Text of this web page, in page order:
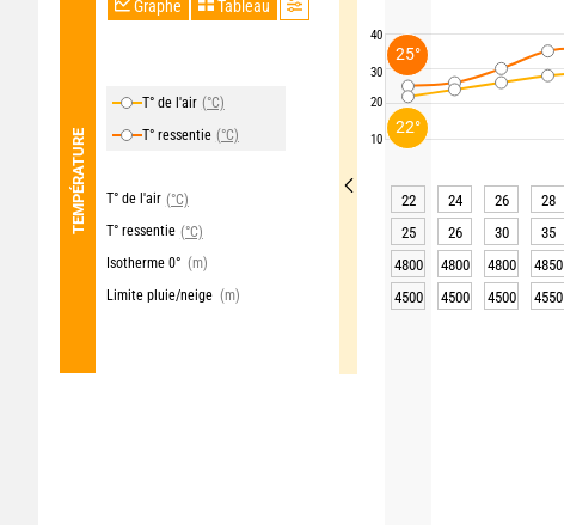
TEMPÉRATURE
Graphe Tableau
T° de l'air (°C)
T° ressentie (°C)
T° de l'air (°C)
T° ressentie (°C)
Isotherme 0° (m)
Limite pluie/neige (m)
40
30
20
10
22 24 26 28
25
26 30 35
4800
4800 4800 4850
4500
4500 4500 4550
22°
25°